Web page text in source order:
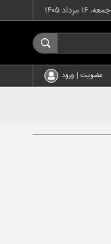
جمعه، ۱۶ مرداد ۱۴۰۵
عضویت | ورود